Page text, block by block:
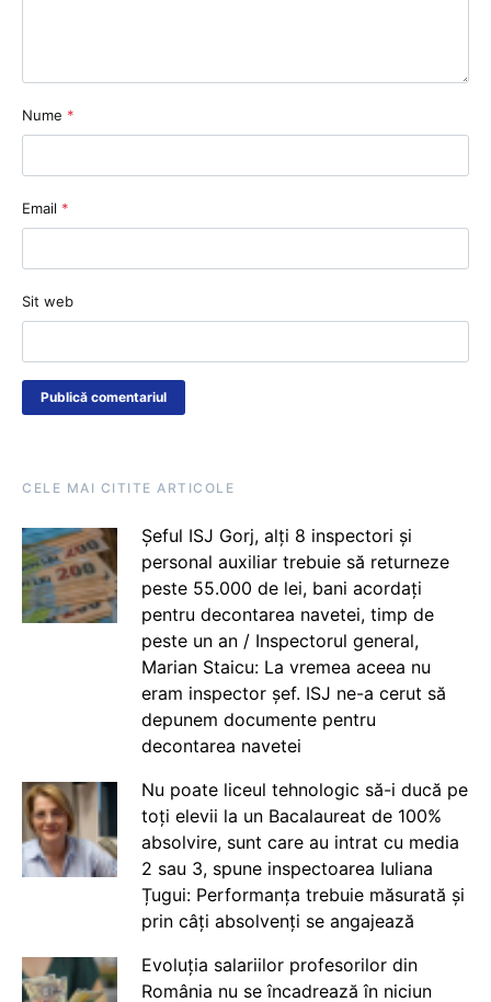
Nume *
Email *
Sit web
CELE MAI CITITE ARTICOLE
Șeful ISJ Gorj, alți 8 inspectori și
personal auxiliar trebuie să returneze
peste 55.000 de lei, bani acordați
pentru decontarea navetei, timp de
peste un an / Inspectorul general,
Marian Staicu: La vremea aceea nu
eram inspector șef. ISJ ne-a cerut să
depunem documente pentru
decontarea navetei
Nu poate liceul tehnologic să-i ducă pe
toți elevii la un Bacalaureat de 100%
absolvire, sunt care au intrat cu media
2 sau 3, spune inspectoarea Iuliana
Țugui: Performanța trebuie măsurată și
prin câți absolvenți se angajează
Evoluția salariilor profesorilor din
România nu se încadrează în niciun